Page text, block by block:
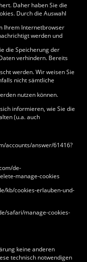
Daher haben Sie die
Durch die Auswahl
Ihrem Internetbrowser
werden und
die Speicherung der
verhindern. Bereits
werden. Wir weisen Sie
nicht sämtliche
nutzen können.
informieren, wie Sie die
(u.a. auch
accounts/answer/61416?
de-
manage-cookies
kb/cookies-erlauben-und-
safari/manage-cookies-
keine anderen
technisch notwendigen